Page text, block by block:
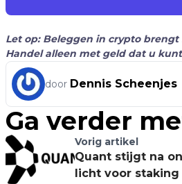
Let op: Beleggen in crypto brengt
Handel alleen met geld dat u
door Dennis Scheenjes
Ga verder
Vorig artikel
Quant stijgt na
licht voor staking